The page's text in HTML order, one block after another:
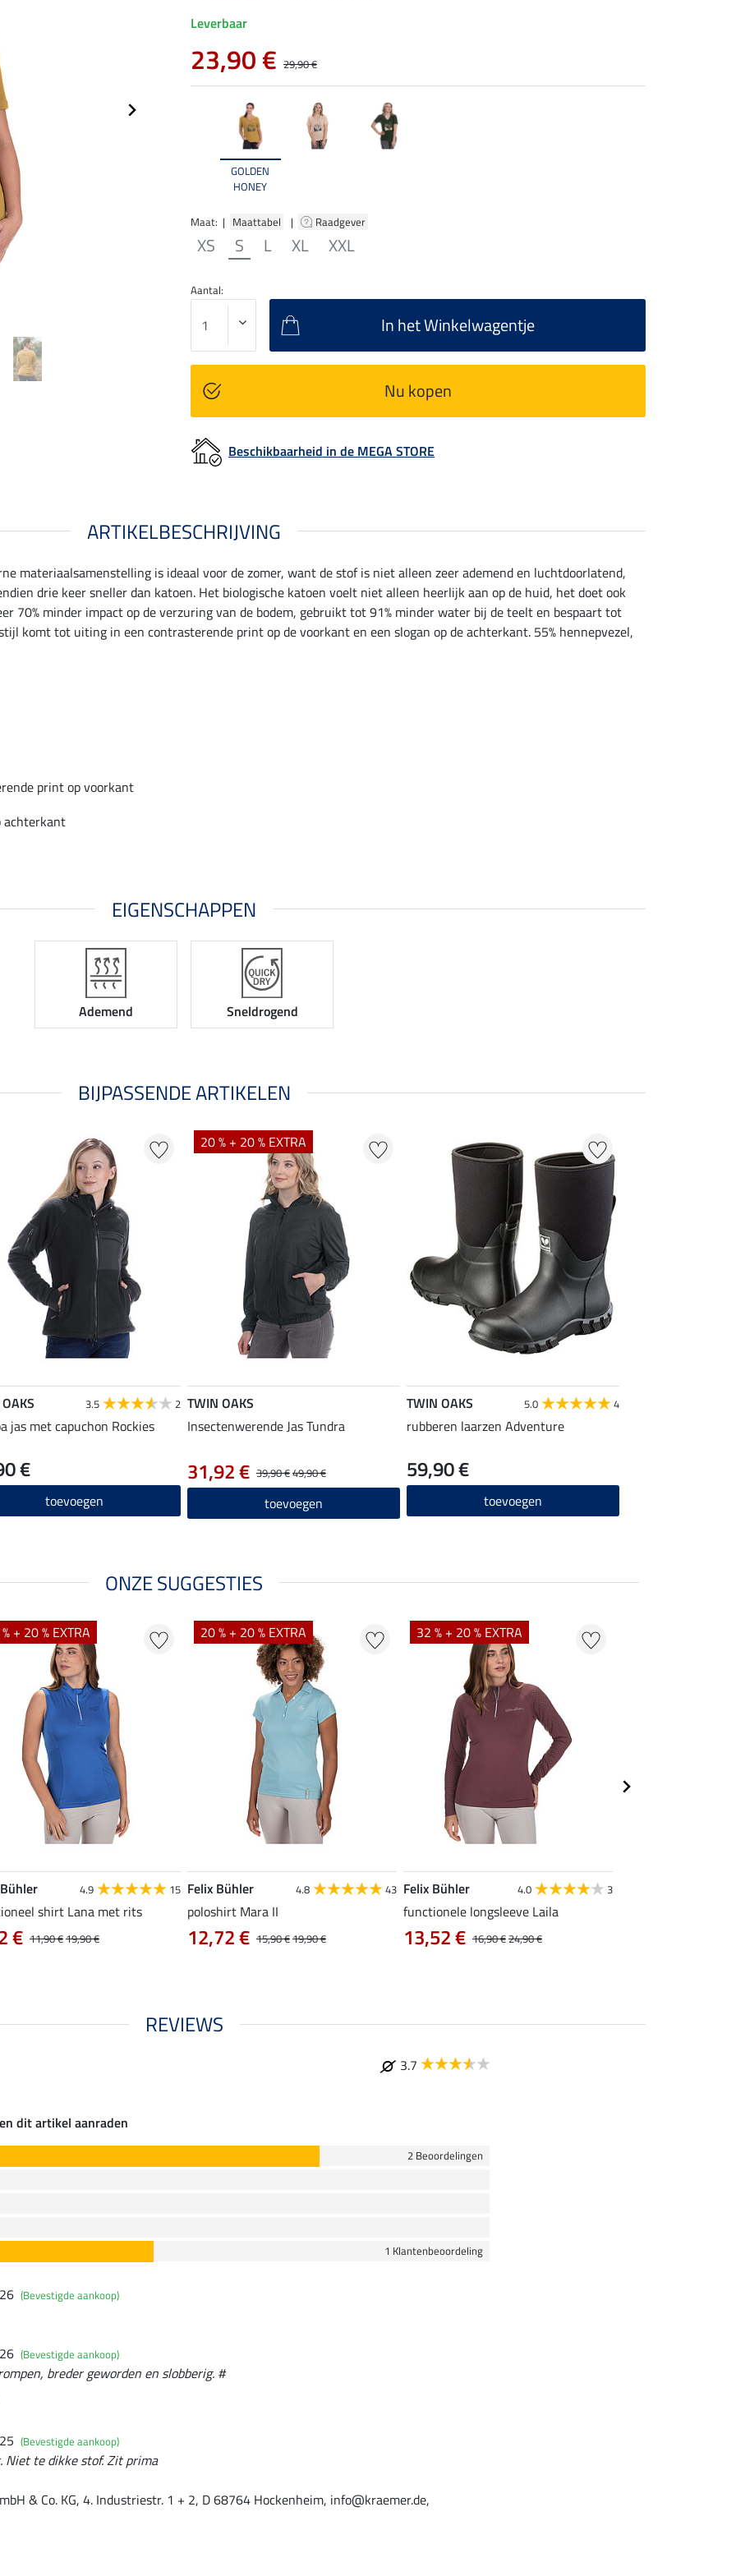
GOLDEN
HONEY
Maat: | Maattabel | Raadgever
XS S L XL XXL
Leverbaar
23,90 € 29,90 €
Aantal:
In het Winkelwagentje
Nu kopen
Beschikbaarheid in de MEGA STORE
ARTIKELBESCHRIJVING
materiaalsamenstelling is ideaal voor de zomer, want de stof is niet alleen zeer ademend en luchtdoorlatend,
drie keer sneller dan katoen. Het biologische katoen voelt niet alleen heerlijk aan op de huid, het doet ook
70% minder impact op de verzuring van de bodem, gebruikt tot 91% minder water bij de teelt en bespaart tot
komt tot uiting in een contrasterende print op de voorkant en een slogan op de achterkant. 55% hennepvezel,
print op voorkant
achterkant
EIGENSCHAPPEN
Ademend Sneldrogend
BIJPASSENDE ARTIKELEN
3.5 2
jas met capuchon Rockies
€
toevoegen
20 % + 20 % EXTRA
TWIN OAKS
Insectenwerende Jas Tundra
39,90 €49,90 €
31,92 €
toevoegen
TWIN OAKS 5.0 4
rubberen laarzen Adventure
59,90 €
toevoegen
ONZE SUGGESTIES
+ 20 % EXTRA
4.9 15
shirt Lana met rits
11,90 €19,90 €
€
20 % + 20 % EXTRA
Felix Bühler 4.8 43
poloshirt Mara II
15,90 €19,90 €
12,72 €
32 % + 20 % EXTRA
Felix Bühler 4.0 3
functionele longsleeve Laila
16,90 €24,90 €
13,52 €
REVIEWS
3.7
dit artikel aanraden
2 Beoordelingen
1 Klantenbeoordeling
(Bevestigde aankoop)
(Bevestigde aankoop)
breder geworden en slobberig. #
(Bevestigde aankoop)
te dikke stof. Zit prima
& Co. KG, 4. Industriestr. 1 + 2, D 68764 Hockenheim, info@kraemer.de,